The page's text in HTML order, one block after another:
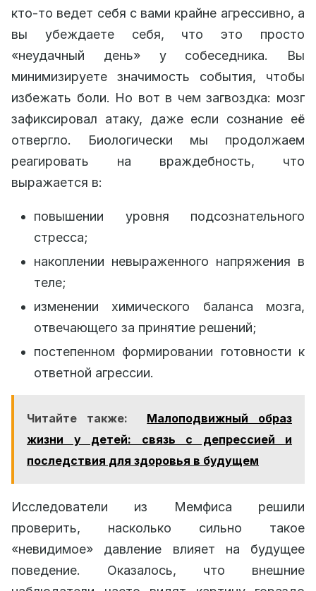
кто-то ведет себя с вами крайне агрессивно, а
вы убеждаете себя, что это просто
«неудачный день» у собеседника. Вы
минимизируете значимость события, чтобы
избежать боли. Но вот в чем загвоздка: мозг
зафиксировал атаку, даже если сознание её
отвергло. Биологически мы продолжаем
реагировать на враждебность, что
выражается в:
повышении уровня подсознательного
стресса;
накоплении невыраженного напряжения в
теле;
изменении химического баланса мозга,
отвечающего за принятие решений;
постепенном формировании готовности к
ответной агрессии.
Читайте также:
Малоподвижный образ
жизни у детей: связь с депрессией и
последствия для здоровья в будущем
Исследователи из Мемфиса решили
проверить, насколько сильно такое
«невидимое» давление влияет на будущее
поведение. Оказалось, что внешние